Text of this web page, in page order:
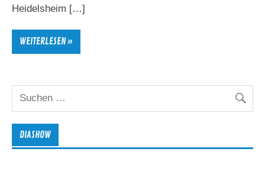
Heidelsheim […]
WEITERLESEN »
DIASHOW